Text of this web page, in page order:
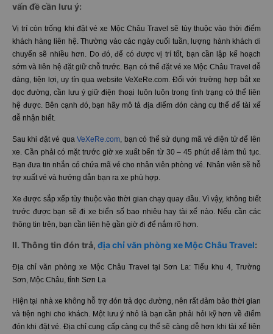
vấn đề cần lưu ý:
Vị trí còn trống khi đặt vé xe Mộc Châu Travel sẽ tùy thuộc vào thời điểm
khách hàng liên hệ. Thường vào các ngày cuối tuần, lượng hành khách di
chuyển sẽ nhiều hơn. Do đó, để có được vị trí tốt, bạn cần lập kế hoạch
sớm và liên hệ đặt giữ chỗ trước. Bạn có thể đặt vé xe Mộc Châu Travel dễ
dàng, tiện lợi, uy tín qua website VeXeRe.com. Đối với trường hợp bắt xe
dọc đường, cần lưu ý giữ điện thoại luôn luôn trong tình trạng có thể liên
hệ được. Bên cạnh đó, bạn hãy mô tả địa điểm đón càng cụ thể để tài xế
dễ nhận biết.
Sau khi đặt vé qua VeXeRe.com, bạn có thể sử dụng mã vé điện tử để lên
xe. Cần phải có mặt trước giờ xe xuất bến từ 30 – 45 phút để làm thủ tục.
Bạn đưa tin nhắn có chứa mã vé cho nhân viên phòng vé. Nhân viên sẽ hỗ
trợ xuất vé và hướng dẫn bạn ra xe phù hợp.
Xe được sắp xếp tùy thuộc vào thời gian chạy quay đầu. Vì vậy, không biết
trước được bạn sẽ đi xe biển số bao nhiêu hay tài xế nào. Nếu cần các
thông tin trên, bạn cần liên hệ gần giờ đi để nắm rõ hơn.
II. Thông tin đón trả, địa chỉ văn phòng xe Mộc Châu Travel:
Địa chỉ văn phòng xe Mộc Châu Travel tại Sơn La: Tiểu khu 4, Trường
Sơn, Mộc Châu, tỉnh Sơn La
Hiện tại nhà xe không hỗ trợ đón trả dọc đường, nên rất đảm bảo thời gian
và tiện nghi cho khách. Một lưu ý nhỏ là bạn cần phải hỏi kỹ hơn về điểm
đón khi đặt vé. Địa chỉ cung cấp càng cụ thể sẽ càng dễ hơn khi tài xế liên